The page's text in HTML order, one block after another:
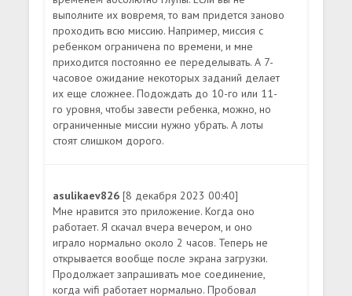
выполните их вовремя, то вам придется заново
проходить всю миссию. Например, миссия с
ребенком ограничена по времени, и мне
приходится постоянно ее переделывать. А 7-
часовое ожидание некоторых заданий делает
их еще сложнее. Подождать до 10-го или 11-
го уровня, чтобы завести ребенка, можно, но
ограниченные миссии нужно убрать. А лоты
стоят слишком дорого.
asulikaev826[8 декабря 2023 00:40]
Мне нравится это приложение. Когда оно
работает. Я скачал вчера вечером, и оно
играло нормально около 2 часов. Теперь не
открывается вообще после экрана загрузки.
Продолжает запрашивать мое соединение,
когда wifi работает нормально. Пробовал